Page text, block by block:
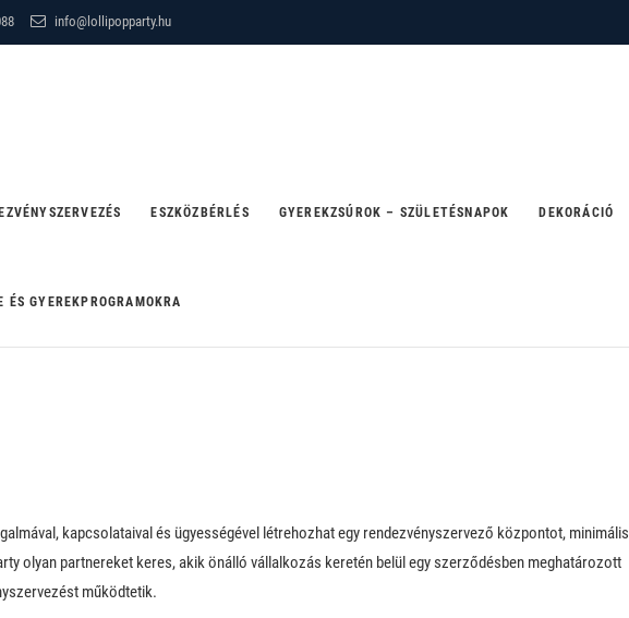
info@lollipopparty.hu
ESZKÖZBÉRLÉS GYEREKZSÚROK – SZÜLETÉSNAPOK DEKORÁCIÓ
ÉS GYEREKPROGRAMOKRA
kapcsolataival és ügyességével létrehozhat egy rendezvényszervező központot, minimális
olyan partnereket keres, akik önálló vállalkozás keretén belül egy szerződésben meghatározott
működtetik.